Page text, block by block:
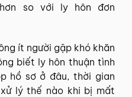
so với ly hôn đơn
ít người gặp khó khăn
biết ly hôn thuận tình
hồ sơ ở đâu, thời gian
lý thế nào khi bị mất